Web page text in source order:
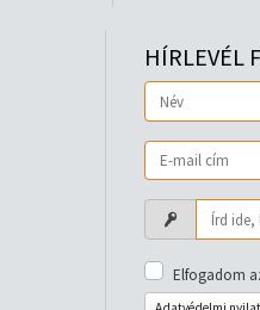
HÍRLEVÉL
Elfogadom